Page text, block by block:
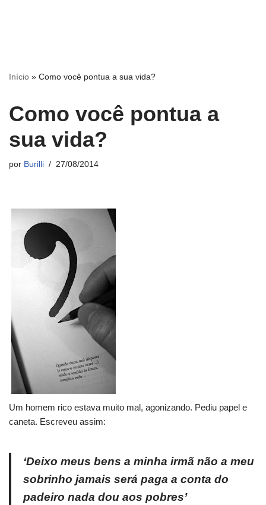
Início » Como você pontua a sua vida?
Como você pontua a
sua vida?
por Burilli 27/08/2014
Um homem rico estava muito mal, agonizando. Pediu papel e
caneta. Escreveu assim:
‘Deixo meus bens a minha irmã não a meu
sobrinho jamais será paga a conta do
padeiro nada dou aos pobres’